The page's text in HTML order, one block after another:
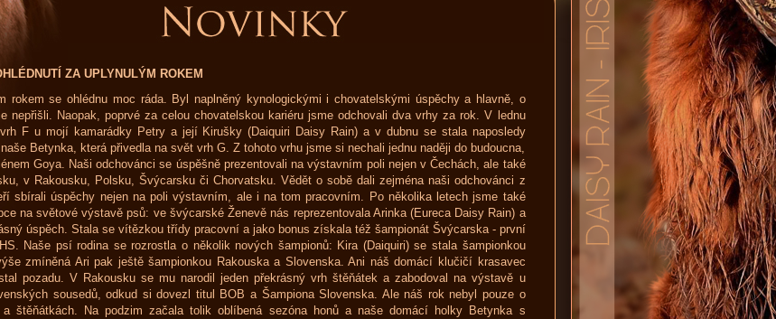
ZA UPLYNULÝM ROKEM
rokem se ohlédnu moc ráda. Byl naplněný kynologickými i chovatelskými úspěchy a hlavně, o
nepřišli. Naopak, poprvé za celou chovatelskou kariéru jsme odchovali dva vrhy za rok. V lednu
F u mojí kamarádky Petry a její Kirušky (Daiquiri Daisy Rain) a v dubnu se stala naposledy
Betynka, která přivedla na svět vrh G. Z tohoto vrhu jsme si nechali jednu naději do budoucna,
Goya. Naši odchovánci se úspěšně prezentovali na výstavním poli nejen v Čechách, ale také
v Rakousku, Polsku, Švýcarsku či Chorvatsku. Vědět o sobě dali zejména naši odchovánci z
sbírali úspěchy nejen na poli výstavním, ale i na tom pracovním. Po několika letech jsme také
na světové výstavě psů: ve švýcarské Ženevě nás reprezentovala Arinka (Eureca Daisy Rain) a
úspěch. Stala se vítězkou třídy pracovní a jako bonus získala též šampionát Švýcarska - první
Naše psí rodina se rozrostla o několik nových šampionů: Kira (Daiquiri) se stala šampionkou
zmíněná Ari pak ještě šampionkou Rakouska a Slovenska. Ani náš domácí klučičí krasavec
pozadu. V Rakousku se mu narodil jeden překrásný vrh štěňátek a zabodoval na výstavě u
sousedů, odkud si dovezl titul BOB a Šampiona Slovenska. Ale náš rok nebyl pouze o
a štěňátkách. Na podzim začala tolik oblíbená sezóna honů a naše domácí holky Betynka s